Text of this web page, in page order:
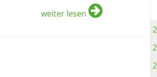
weiter lesen